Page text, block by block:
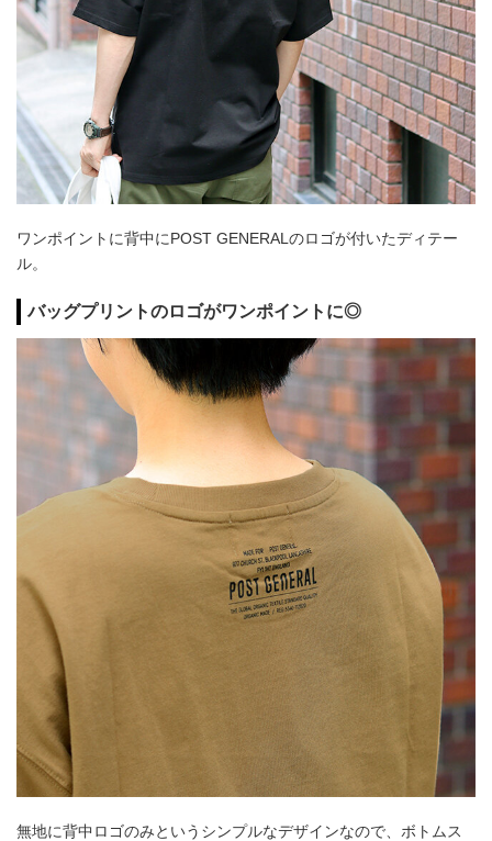
ワンポイントに背中にPOST GENERALのロゴが付いたディテー
ル。
バッグプリントのロゴがワンポイントに◎
無地に背中ロゴのみというシンプルなデザインなので、ボトムス